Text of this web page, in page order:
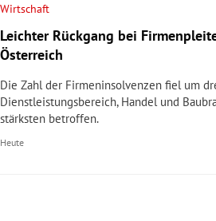
Wirtschaft
Leichter Rückgang bei
Österreich
Die Zahl der Firmeninsolvenzen fiel um
Dienstleistungsbereich, Handel und
stärksten betroffen.
Heute